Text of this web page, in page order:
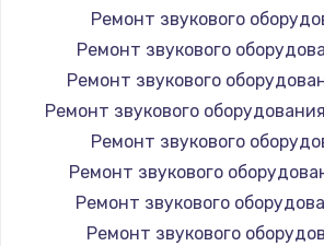
Ремонт
2050 руб.
Заказать
Ремонт дренажа
2400 руб.
Заказать
Ремонт звукового
Ремонт звукового
Ремонт звукового
Ремонт звукового
Ремонт звукового
Ремонт звукового
Ремонт звукового
Ремонт звукового